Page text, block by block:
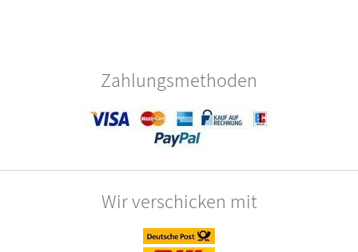
Zahlungsmethoden
Wir verschicken mit